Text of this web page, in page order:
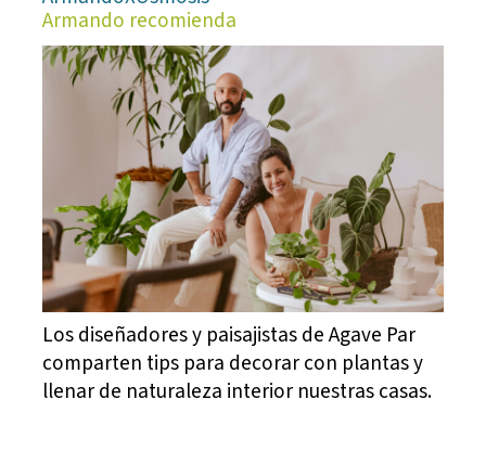
Armando recomienda
Los diseñadores y paisajistas de Agave Par
comparten tips para decorar con plantas y
llenar de naturaleza interior nuestras casas.